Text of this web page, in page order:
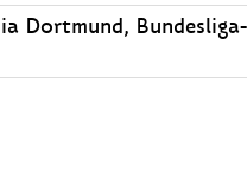
Dortmund,